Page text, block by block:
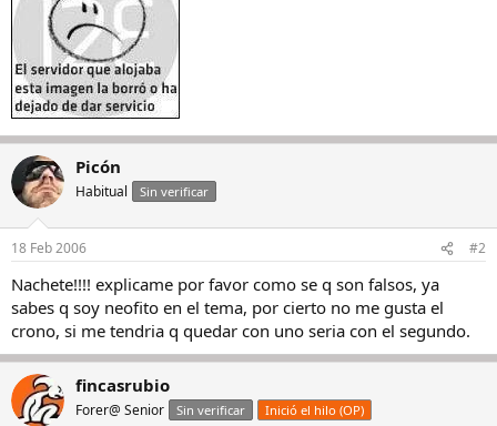
Picón
Habitual Sin verificar
18 Feb 2006 #2
Nachete!!!! explicame por favor como se q son falsos, ya
sabes q soy neofito en el tema, por cierto no me gusta el
crono, si me tendria q quedar con uno seria con el segundo.
fincasrubio
Forer@ Senior Sin verificar Inició el hilo (OP)